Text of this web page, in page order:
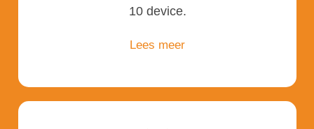
10 device.
Lees meer